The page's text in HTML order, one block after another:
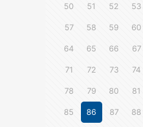
50 51 52 53
57 58 59 60
64 65 66 67
71 72 73 74
78 79 80 81
85 86 87 88